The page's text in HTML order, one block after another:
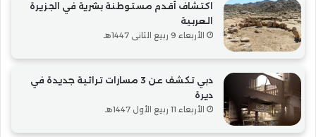
اكتشاف أقدم مستوطنة بشرية في الجزيرة
العربية
الأربعاء 9 ربيع الثاني 1447هـ
دبي تكشف عن 3 مسارات تراثية جديدة في
ديرة
الأربعاء 11 ربيع الأول 1447هـ